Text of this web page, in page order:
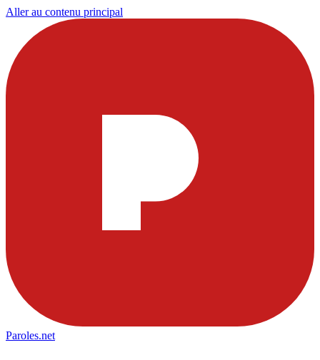
Aller au contenu principal
Paroles.net